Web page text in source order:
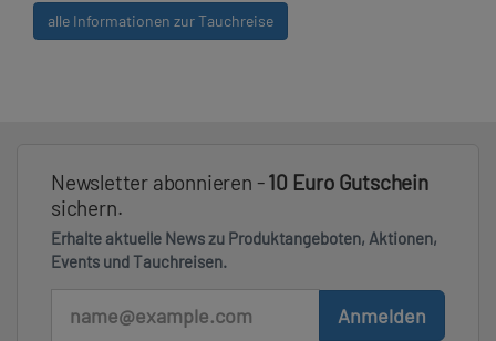
alle Informationen zur Tauchreise
Newsletter abonnieren -10 Euro Gutschein
sichern.
Erhalte aktuelle News zu Produktangeboten, Aktionen,
Events und Tauchreisen.
Anmelden